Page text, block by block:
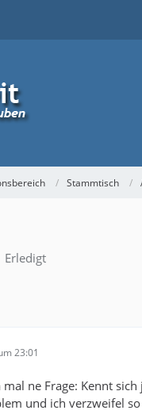
Stammtisch
Erledigt
23:01
mal ne Frage: Kennt
und ich verzweifel